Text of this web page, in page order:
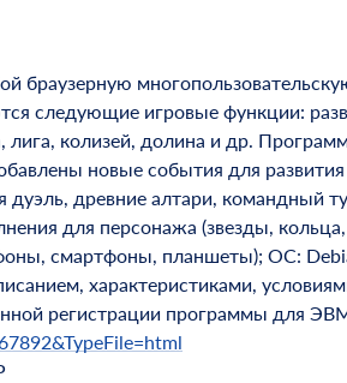
браузерную
следующие игровые функции:
лига, колизей, долина и др.
новые события для
дуэль, древние алтари, командный
для персонажа (звезды,
смартфоны, планшеты); ОС:
характеристиками,
регистрации программы для